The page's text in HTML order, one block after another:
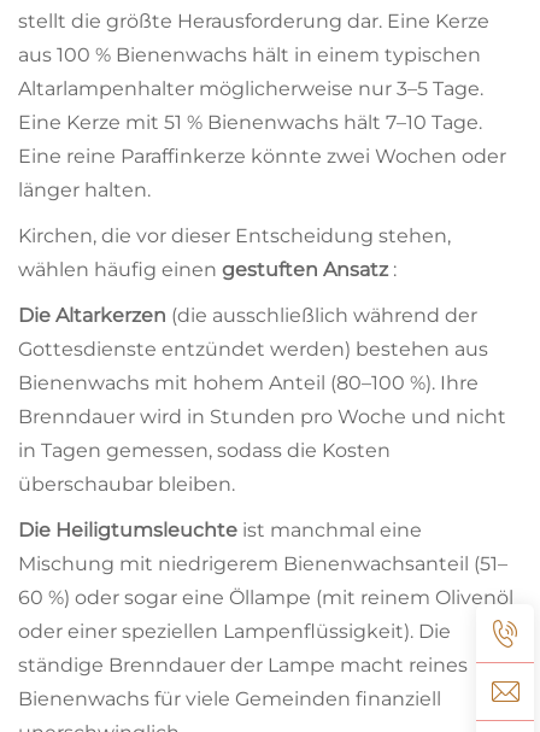
stellt die größte Herausforderung dar. Eine Kerze
aus 100 % Bienenwachs hält in einem typischen
Altarlampenhalter möglicherweise nur 3–5 Tage.
Eine Kerze mit 51 % Bienenwachs hält 7–10 Tage.
Eine reine Paraffinkerze könnte zwei Wochen oder
länger halten.
Kirchen, die vor dieser Entscheidung stehen,
wählen häufig einen gestuften Ansatz :
Die Altarkerzen (die ausschließlich während der
Gottesdienste entzündet werden) bestehen aus
Bienenwachs mit hohem Anteil (80–100 %). Ihre
Brenndauer wird in Stunden pro Woche und nicht
in Tagen gemessen, sodass die Kosten
überschaubar bleiben.
Die Heiligtumsleuchte ist manchmal eine
Mischung mit niedrigerem Bienenwachsanteil (51–
60 %) oder sogar eine Öllampe (mit reinem Olivenöl
oder einer speziellen Lampenflüssigkeit). Die
ständige Brenndauer der Lampe macht reines
Bienenwachs für viele Gemeinden finanziell